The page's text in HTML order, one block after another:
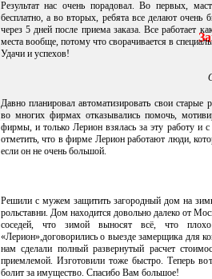
Результат нас очень порадовал. Во первых,
бесплатно, а во вторых, ребята все делают очень
через 5 дней после приема заказа. Все работает
места вообще, потому что сворачивается в
Удачи и успехов!
Давно планировал автоматизировать свои старые
во многих фирмах отказывались помочь,
фирмы, и только Лерион взялась за эту работу и
отметить, что в фирме Лерион работают люди,
если он не очень большой.
Решили с мужем защитить загородный дом на
рольставни. Дом находится довольно далеко от
соседей, что зимой выносят всё, что
«Лерион»,договорились о выезде замерщика для
нам сделали полный развернутый расчет
приемлемой. Изготовили тоже быстро. Теперь
болит за имущество. Спасибо Вам большое!